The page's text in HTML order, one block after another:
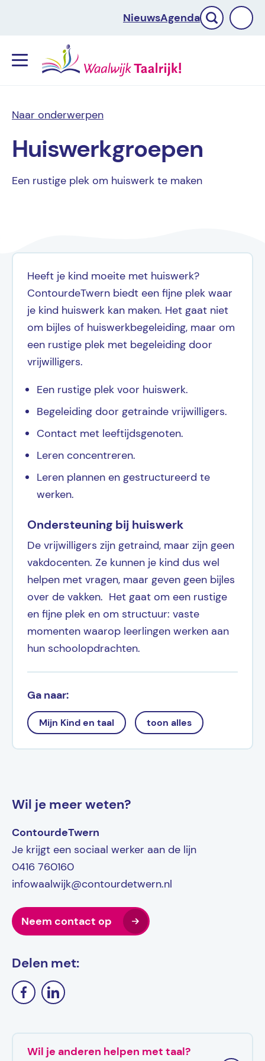
NieuwsAgenda
Menu
Naar onderwerpen
Huiswerkgroepen
Een rustige plek om huiswerk te maken
Heeft je kind moeite met huiswerk?
ContourdeTwern biedt een fijne plek waar
je kind huiswerk kan maken. Het gaat niet
om bijles of huiswerkbegeleiding, maar om
een rustige plek met begeleiding door
vrijwilligers.
Een rustige plek voor huiswerk.
Begeleiding door getrainde vrijwilligers.
Contact met leeftijdsgenoten.
Leren concentreren.
Leren plannen en gestructureerd te
werken.
Ondersteuning bij huiswerk
De vrijwilligers zijn getraind, maar zijn geen
vakdocenten. Ze kunnen je kind dus wel
helpen met vragen, maar geven geen bijles
over de vakken. Het gaat om een rustige
en fijne plek en om structuur: vaste
momenten waarop leerlingen werken aan
hun schoolopdrachten.
Ga naar:
Mijn Kind en taal toon alles
Wil je meer weten?
ContourdeTwern
Je krijgt een sociaal werker aan de lijn
0416 760160
infowaalwijk@contourdetwern.nl
Neem contact op
Delen met:
Wil je anderen helpen met taal?